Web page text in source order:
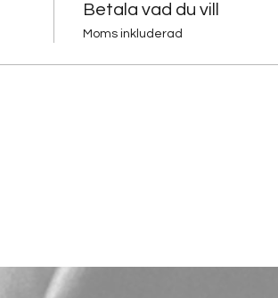
Betala vad du vill
Moms inkluderad